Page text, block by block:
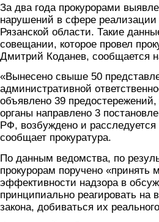
За два года прокурорами
нарушений в сфере реализации
Рязанской области. Такие
совещании, которое провел
Дмитрий Коданев, сообщается
«Вынесено свыше 50
административной
объявлено 39
органы направлено 3
РФ, возбуждено и расследуется
сообщает прокуратура.
По данным ведомства, по
прокурорам поручено
эффективности надзора в
принципиально реагировать
закона, добиваться их